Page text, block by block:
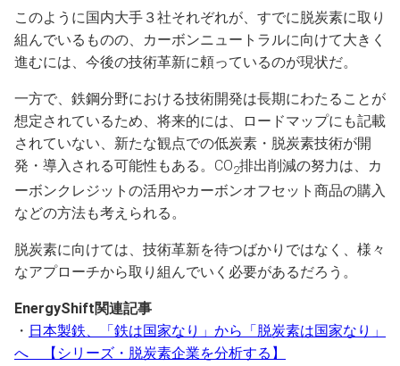
このように国内大手３社それぞれが、すでに脱炭素に取り
組んでいるものの、カーボンニュートラルに向けて大きく
進むには、今後の技術革新に頼っているのが現状だ。
一方で、鉄鋼分野における技術開発は長期にわたることが
想定されているため、将来的には、ロードマップにも記載
されていない、新たな観点での低炭素・脱炭素技術が開
発・導入される可能性もある。CO2排出削減の努力は、カ
ーボンクレジットの活用やカーボンオフセット商品の購入
などの方法も考えられる。
脱炭素に向けては、技術革新を待つばかりではなく、様々
なアプローチから取り組んでいく必要があるだろう。
EnergyShift関連記事
・ 日本製鉄、「鉄は国家なり」から「脱炭素は国家なり」
へ 【シリーズ・脱炭素企業を分析する】